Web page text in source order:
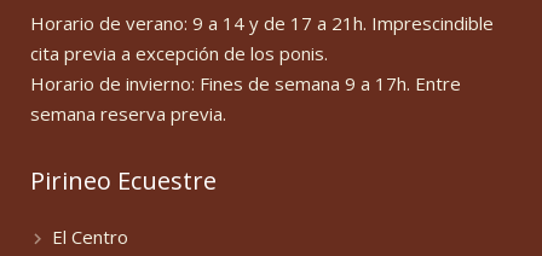
Horario de verano: 9 a 14 y de 17 a 21h. Imprescindible
cita previa a excepción de los ponis.
Horario de invierno: Fines de semana 9 a 17h. Entre
semana reserva previa.
Pirineo Ecuestre
El Centro